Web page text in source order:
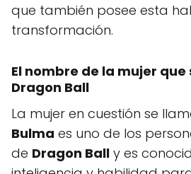
que también posee esta
transformación.
El nombre de la mujer
Dragon Ball
La mujer en cuestión se
Bulma es uno de los
de Dragon Ball y es